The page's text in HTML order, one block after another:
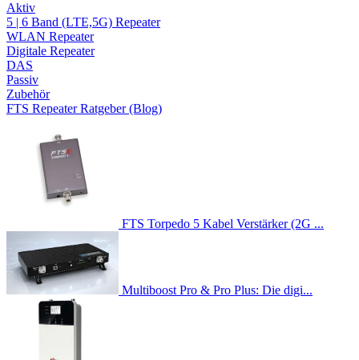
Aktiv
5 | 6 Band (LTE,5G) Repeater
WLAN Repeater
Digitale Repeater
DAS
Passiv
Zubehör
FTS Repeater Ratgeber (Blog)
FTS Torpedo 5 Kabel Verstärker (2G ...
Multiboost Pro & Pro Plus: Die digi...